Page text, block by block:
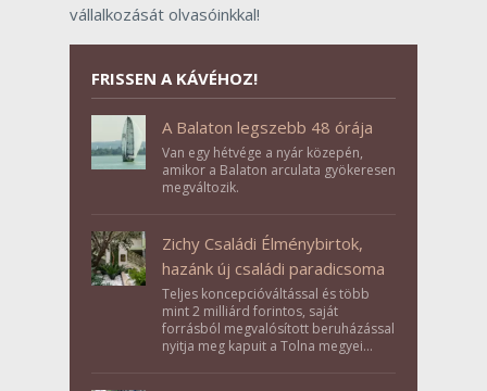
vállalkozását olvasóinkkal!
FRISSEN A KÁVÉHOZ!
A Balaton legszebb 48 órája
Van egy hétvége a nyár közepén,
amikor a Balaton arculata gyökeresen
megváltozik.
Zichy Családi Élménybirtok,
hazánk új családi paradicsoma
Teljes koncepcióváltással és több
mint 2 milliárd forintos, saját
forrásból megvalósított beruházással
nyitja meg kapuit a Tolna megyei